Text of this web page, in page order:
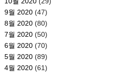
9월 2020(47)
8월 2020(80)
7월 2020(50)
6월 2020(70)
5월 2020(89)
4월 2020(61)